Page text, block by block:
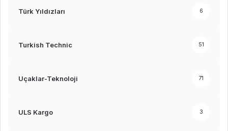
Türk Yıldızları 6
Turkish Technic 51
Uçaklar-Teknoloji 71
ULS Kargo 3